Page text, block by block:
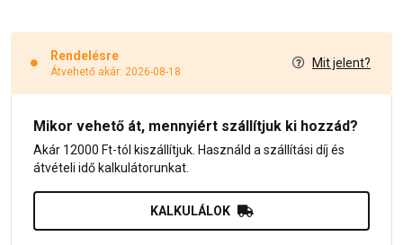
Rendelésre
Átvehető akár: 2026-08-18
Mit jelent?
Mikor vehető át, mennyiért szállítjuk ki hozzád?
Akár 12000 Ft-tól kiszállítjuk. Használd a szállítási díj és
átvételi idő kalkulátorunkat.
KALKULÁLOK